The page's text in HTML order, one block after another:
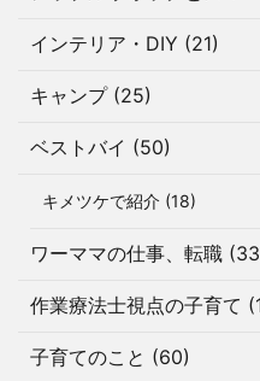
インテリア・DIY (21)
キャンプ (25)
ベストバイ (50)
キメツケで紹介 (18)
ワーママの仕事、転職
作業療法士視点の子育て
子育てのこと (60)